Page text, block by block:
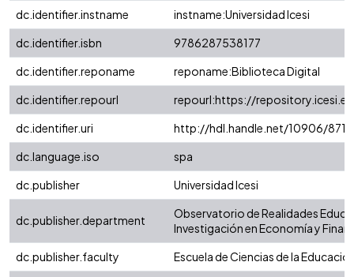
dc.identifier.instname
instname:Universidad Icesi
dc.identifier.isbn
9786287538177
dc.identifier.reponame
reponame:Biblioteca Digital
dc.identifier.repourl
repourl:https://
dc.identifier.uri
http://hdl.handle.net/10906/
dc.language.iso
spa
dc.publisher
Universidad Icesi
dc.publisher.department
Observatorio de Realidades
Investigación en Economía y
dc.publisher.faculty
Escuela de Ciencias de la